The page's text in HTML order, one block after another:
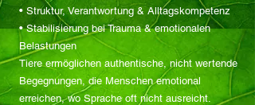
• Struktur, Verantwortung & Alltagskompetenz
• Stabilisierung bei Trauma & emotionalen
Belastungen
Tiere ermöglichen authentische, nicht wertende
Begegnungen, die Menschen emotional
erreichen, wo Sprache oft nicht ausreicht.